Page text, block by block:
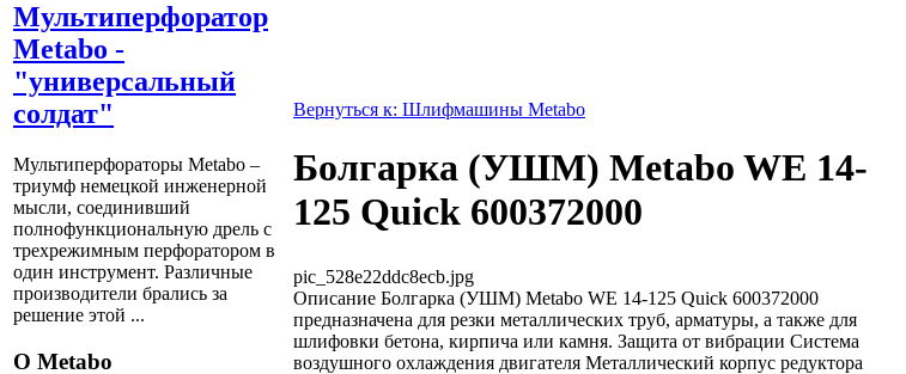
Мультиперфоратор
Metabo -
"универсальный
солдат"
Мультиперфораторы Metabo –
триумф немецкой инженерной
мысли, соединивший
полнофункциональную дрель с
трехрежимным перфоратором в
один инструмент. Различные
производители брались за
решение этой ...
О Metabo
Вернуться к: Шлифмашины Metabo
Болгарка (УШМ) Metabo WE 14-
125 Quick 600372000
pic_528e22ddc8ecb.jpg
Описание Болгарка (УШМ) Metabo WE 14-125 Quick 600372000
предназначена для резки металлических труб, арматуры, а также для
шлифовки бетона, кирпича или камня. Защита от вибрации Система
воздушного охлаждения двигателя Металлический корпус редуктора